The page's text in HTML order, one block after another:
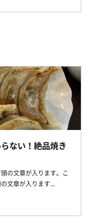
ない！絶品焼き
の文章が入ります。こ
文章が入ります...